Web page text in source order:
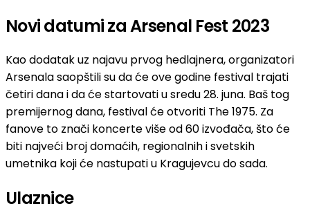
Novi datumi za Arsenal Fest 2023
Kao dodatak uz najavu prvog hedlajnera, organizatori
Arsenala saopštili su da će ove godine festival trajati
četiri dana i da će startovati u sredu 28. juna. Baš tog
premijernog dana, festival će otvoriti The 1975. Za
fanove to znači koncerte više od 60 izvođača, što će
biti najveći broj domaćih, regionalnih i svetskih
umetnika koji će nastupati u Kragujevcu do sada.
Ulaznice